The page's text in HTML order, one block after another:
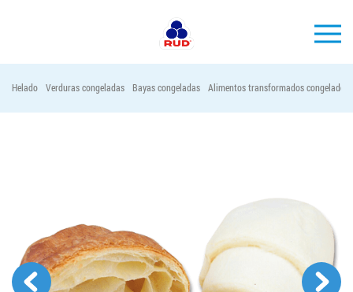
Vacantes
Helado Verduras congeladas Bayas congeladas Alimentos transformados congelados